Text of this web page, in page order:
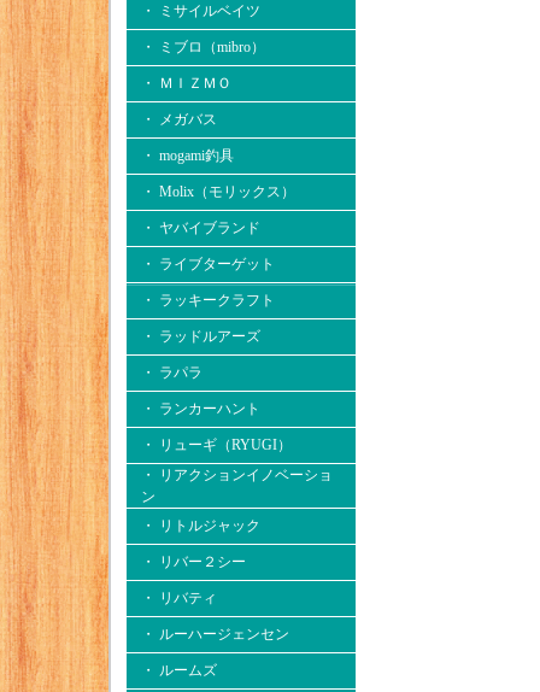
・ ミサイルベイツ
・ ミブロ（mibro）
・ ＭＩＺＭＯ
・ メガバス
・ mogami釣具
・ Molix（モリックス）
・ ヤバイブランド
・ ライブターゲット
・ ラッキークラフト
・ ラッドルアーズ
・ ラパラ
・ ランカーハント
・ リューギ（RYUGI）
・ リアクションイノベーショ
ン
・ リトルジャック
・ リバー２シー
・ リバティ
・ ルーハージェンセン
・ ルームズ